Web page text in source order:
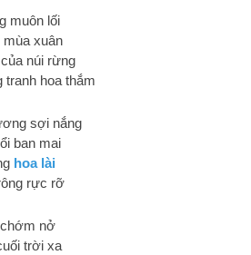
muôn lối
xuân
của núi rừng
tranh hoa thắm
sợi nắng
ban mai
hoa lài
rực rỡ
chớm nở
trời xa